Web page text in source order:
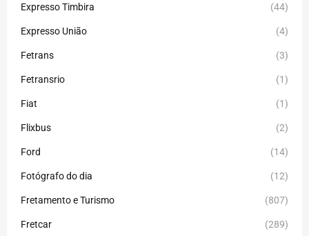
Expresso Timbira (44)
Expresso União (4)
Fetrans (3)
Fetransrio (1)
Fiat (1)
Flixbus (2)
Ford (14)
Fotógrafo do dia (12)
Fretamento e Turismo (807)
Fretcar (289)